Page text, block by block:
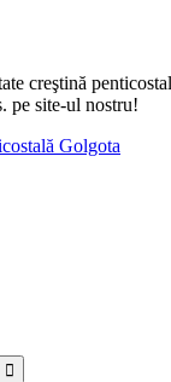
creştină
pe site-ul nostru!
Golgota
